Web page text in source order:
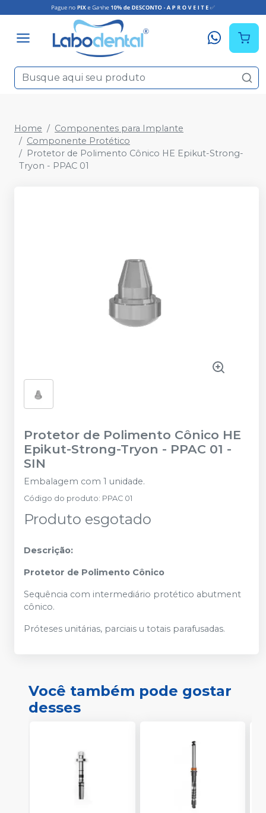
Home
Componentes para Implante
Componente Protético
Protetor de Polimento Cônico HE Epikut-Strong-
Tryon - PPAC 01
Protetor de Polimento Cônico HE
Epikut-Strong-Tryon - PPAC 01 -
SIN
Embalagem com 1 unidade.
Código do produto: PPAC 01
Produto esgotado
Descrição:
Protetor de Polimento Cônico
Sequência com intermediário protético abutment
cônico.
Próteses unitárias, parciais u totais parafusadas.
Você também pode gostar
desses